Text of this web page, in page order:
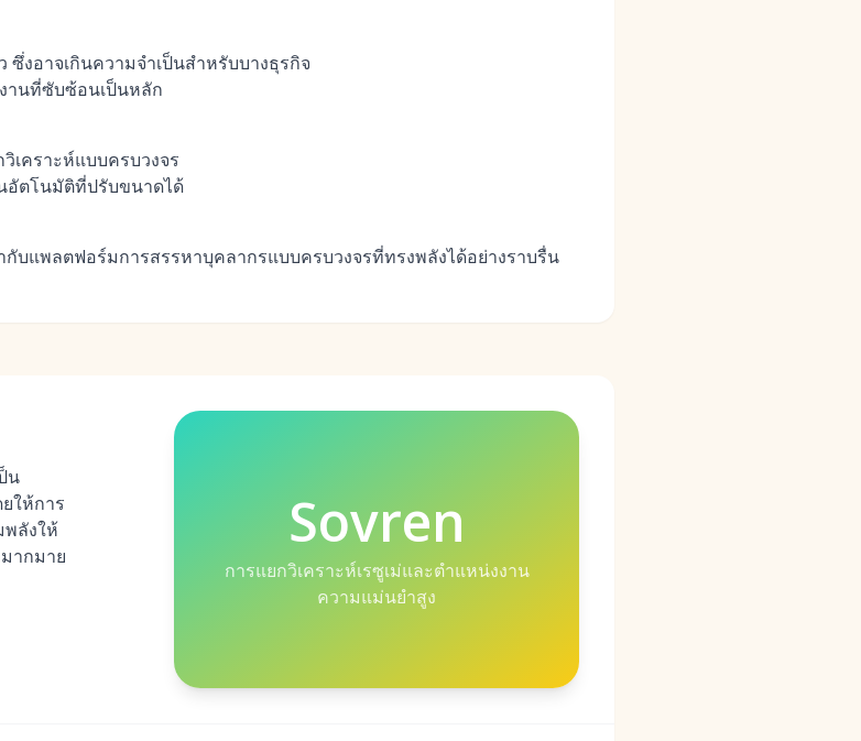
งอาจเกินความจำเป็นสำหรับบางธุรกิจ
านที่ซับซ้อนเป็นหลัก
เคราะห์แบบครบวงจร
อัตโนมัติที่ปรับขนาดได้
กับแพลตฟอร์มการสรรหาบุคลากรแบบครบวงจรที่ทรงพลังได้อย่างราบรื่น
น
ให้การ
ลังให้
ากมาย
Sovren
การแยกวิเคราะห์เรซูเม่และตำแหน่งงาน
ความแม่นยำสูง